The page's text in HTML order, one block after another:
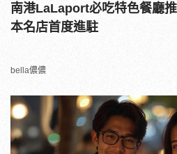
南港LaLaport必吃特色餐廳
本名店首度進駐
bella儂儂